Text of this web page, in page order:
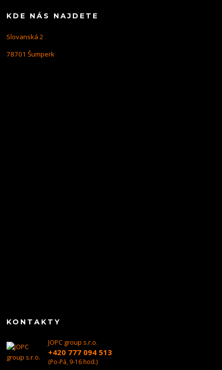
KDE NÁS NAJDETE
Slovanská 2
78701 Šumperk
KONTAKTY
JOPC group s.r.o.
+420 777 094 513
(Po-Pá, 9-16 hod.)